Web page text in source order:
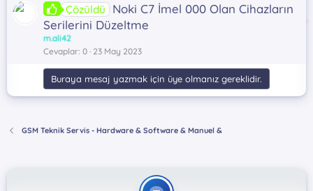
Çözüldü
Noki C7 İmel 000 Olan Cihazların
Serilerini Düzeltme
m.ali42
Cevaplar 0 23 May 2023
Buraya mesaj yazmak için üye olmanız gereklidir.
GSM Teknik Servis - Hardware & Software & Manuel &